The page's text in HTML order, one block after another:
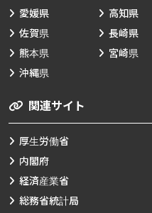
愛媛県
高知県
佐賀県
長崎県
熊本県
宮崎県
沖縄県
関連サイト
厚生労働省
内閣府
経済産業省
総務省統計局